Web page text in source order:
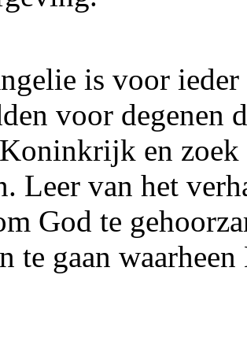
is voor
voor degenen
en zoek
Leer van het
God te
te gaan